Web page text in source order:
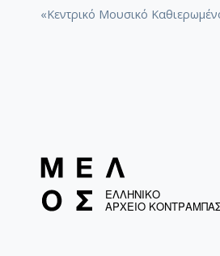
«Κεντρικό Μουσικό